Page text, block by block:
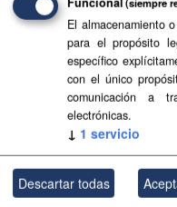
Aprobación Definitiva...
Aprobación Definitiva...
Aprobación Definitiva...
Aprobación Definitiva...
Aprobación Definitiva...
El almacenamiento
para el propósito
específico
con el único
comunicación a
electrónicas.
↓ 1 servicio
Descartar todas